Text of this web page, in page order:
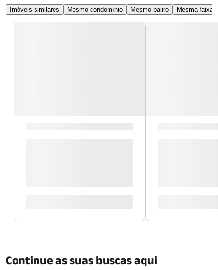
Imóveis similares Mesmo condomínio Mesmo bairro Mesma faixa
Continue as suas buscas aqui